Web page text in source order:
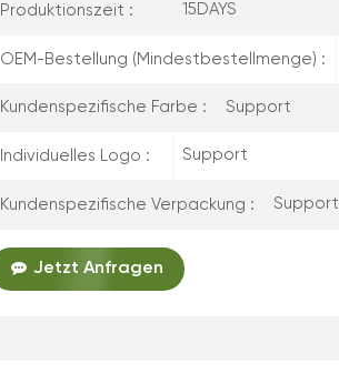
Produktionszeit : 15DAYS
OEM-Bestellung (Mindestbestellmenge) :
Kundenspezifische Farbe : Support
Individuelles Logo : Support
Kundenspezifische Verpackung : Support
Jetzt Anfragen